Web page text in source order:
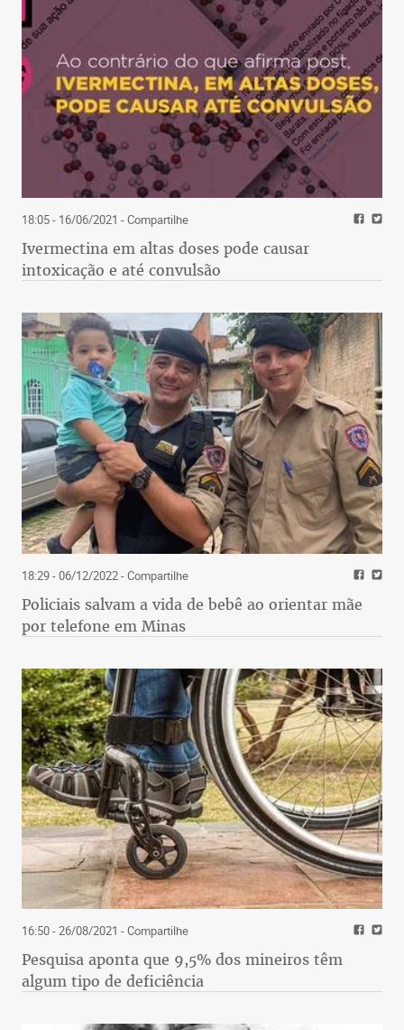
18:05 - 16/06/2021 - Compartilhe
Ivermectina em altas doses pode causar
intoxicação e até convulsão
18:29 - 06/12/2022- Compartilhe
Policiais salvam a vida de bebê ao orientar mãe
por telefone em Minas
16:50 - 26/08/2021 - Compartilhe
Pesquisa aponta que 9,5% dos mineiros têm
algum tipo de deficiência